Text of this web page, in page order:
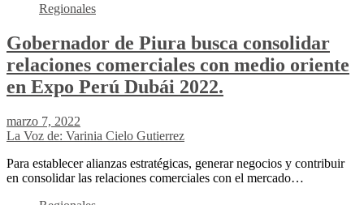
Regionales
Gobernador de Piura busca consolidar
relaciones comerciales con medio oriente
en Expo Perú Dubái 2022.
marzo 7, 2022
La Voz de: Varinia Cielo Gutierrez
Para establecer alianzas estratégicas, generar negocios y contribuir
en consolidar las relaciones comerciales con el mercado…